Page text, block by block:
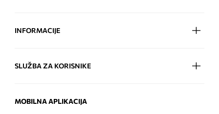
INFORMACIJE
SLUŽBA ZA KORISNIKE
MOBILNA APLIKACIJA